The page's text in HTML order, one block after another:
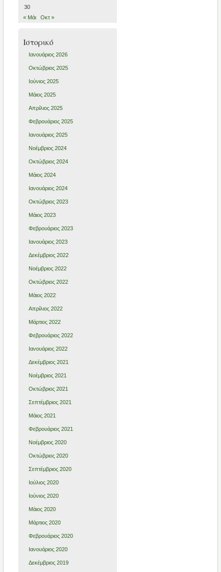
30
« Μάι
Οκτ »
Ιστορικό
Ιανουάριος 2026
Οκτώβριος 2025
Ιούνιος 2025
Μάιος 2025
Απρίλιος 2025
Φεβρουάριος 2025
Ιανουάριος 2025
Νοέμβριος 2024
Οκτώβριος 2024
Μάιος 2024
Ιανουάριος 2024
Οκτώβριος 2023
Μάιος 2023
Φεβρουάριος 2023
Ιανουάριος 2023
Δεκέμβριος 2022
Νοέμβριος 2022
Οκτώβριος 2022
Μάιος 2022
Απρίλιος 2022
Μάρτιος 2022
Φεβρουάριος 2022
Ιανουάριος 2022
Δεκέμβριος 2021
Νοέμβριος 2021
Οκτώβριος 2021
Σεπτέμβριος 2021
Μάιος 2021
Φεβρουάριος 2021
Νοέμβριος 2020
Οκτώβριος 2020
Σεπτέμβριος 2020
Ιούλιος 2020
Ιούνιος 2020
Μάιος 2020
Μάρτιος 2020
Φεβρουάριος 2020
Ιανουάριος 2020
Δεκέμβριος 2019